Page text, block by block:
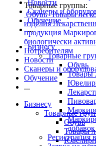
Новости
Сканеры и
Обучение
...
Бизнесу
Товарные
Обувь
Товары
Товарные группы:
ОбувьТовары
изделия
продукция
биологически
Потребителям
Новости
Сканеры и
Обучение
...
Бизнесу
Товарные
Обувь
Товары